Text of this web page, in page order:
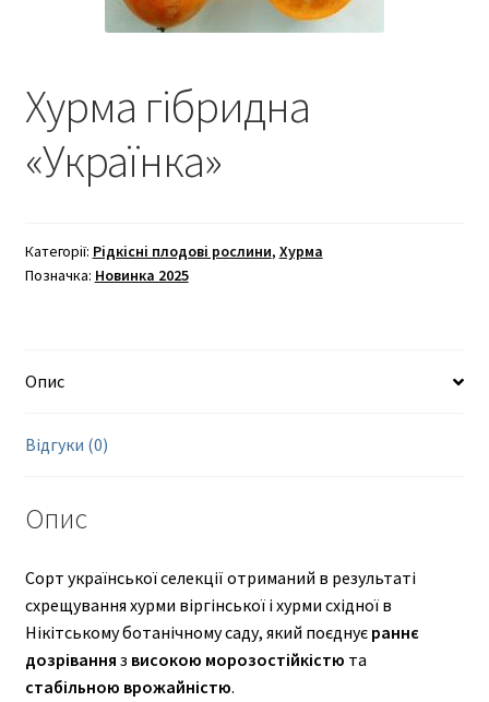
Хурма гібридна
«Українка»
Категорії: Рідкісні плодові рослини, Хурма
Позначка: Новинка 2025
Опис
Відгуки (0)
Опис
Сорт української селекції отриманий в результаті
схрещування хурми віргінської і хурми східної в
Нікітському ботанічному саду, який поєднує раннє
дозрівання з високою морозостійкістю та
стабільною врожайністю.